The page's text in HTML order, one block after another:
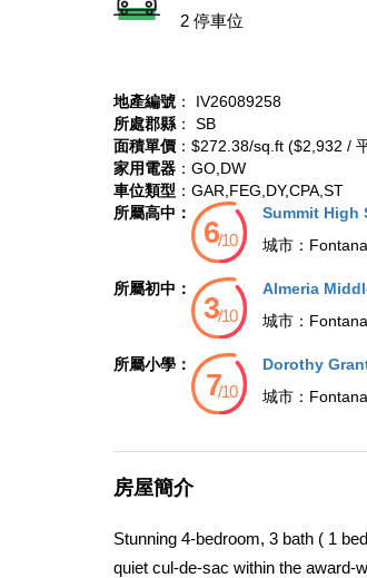
2 停車位
地產編號 ： IV26089258
所處郡縣 ： SB
面積單價 ：$272.38/sq.ft ($2,932 /
家用電器 ：GO,DW
車位類型 ：GAR,FEG,DY,CPA,ST
所屬高中：
Summit High
城市： Fontana
所屬初中：
Almeria
城市： Fontana
所屬小學：
Dorothy
城市： Fontana
房屋簡介
Stunning 4-bedroom, 3 bath ( 1
quiet cul-de-sac within the award-